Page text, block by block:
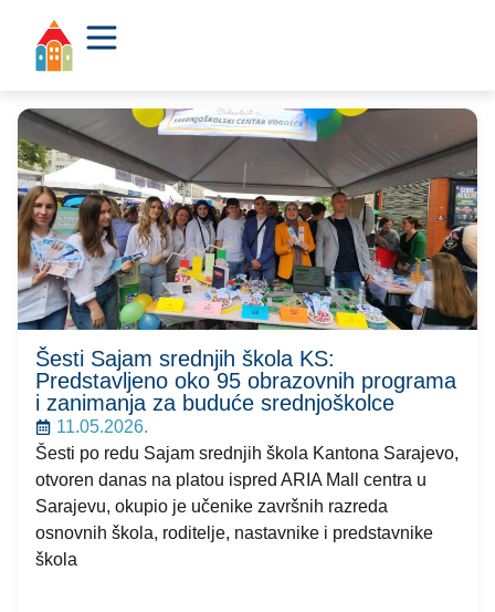
Šesti Sajam srednjih škola KS:
Predstavljeno oko 95 obrazovnih programa
i zanimanja za buduće srednjoškolce
11.05.2026.
Šesti po redu Sajam srednjih škola Kantona Sarajevo,
otvoren danas na platou ispred ARIA Mall centra u
Sarajevu, okupio je učenike završnih razreda
osnovnih škola, roditelje, nastavnike i predstavnike
škola